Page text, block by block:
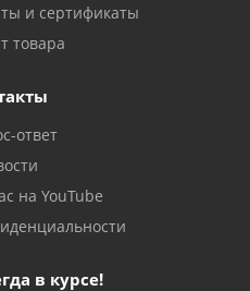
и сертификаты
товара
ответ
на YouTube
в курсе!